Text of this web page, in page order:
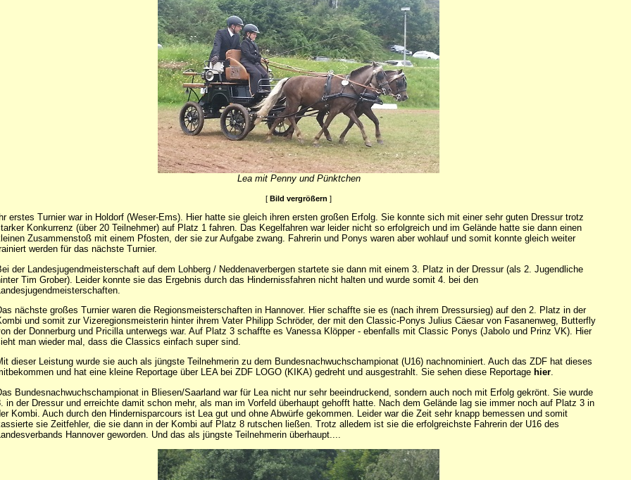
Lea mit Penny und Pünktchen
[ Bild vergrößern ]
Ihr erstes Turnier war in Holdorf (Weser-Ems). Hier hatte sie gleich ihren ersten großen Erfolg. Sie konnte sich mit einer sehr guten Dressur trotz
Konkurrenz (über 20 Teilnehmer) auf Platz 1 fahren. Das Kegelfahren war leider nicht so erfolgreich und im Gelände hatte sie dann einen
Zusammenstoß mit einem Pfosten, der sie zur Aufgabe zwang. Fahrerin und Ponys waren aber wohlauf und somit konnte gleich weiter
werden für das nächste Turnier.
der Landesjugendmeisterschaft auf dem Lohberg / Neddenaverbergen startete sie dann mit einem 3. Platz in der Dressur (als 2. Jugendliche
Tim Grober). Leider konnte sie das Ergebnis durch das Hindernissfahren nicht halten und wurde somit 4. bei den
nächste großes Turnier waren die Regionsmeisterschaften in Hannover. Hier schaffte sie es (nach ihrem Dressursieg) auf den 2. Platz in der
und somit zur Vizeregionsmeisterin hinter ihrem Vater Philipp Schröder, der mit den Classic-Ponys Julius Cäesar von Fasanenweg, Butterfly
der Donnerburg und Pricilla unterwegs war. Auf Platz 3 schaffte es Vanessa Klöpper - ebenfalls mit Classic Ponys (Jabolo und Prinz VK). Hier
man wieder mal, dass die Classics einfach super sind.
dieser Leistung wurde sie auch als jüngste Teilnehmerin zu dem Bundesnachwuchschampionat (U16) nachnominiert. Auch das ZDF hat dieses
und hat eine kleine Reportage über LEA bei ZDF LOGO (KIKA) gedreht und ausgestrahlt. Sie sehen diese Reportage hier.
Bundesnachwuchschampionat in Bliesen/Saarland war für Lea nicht nur sehr beeindruckend, sondern auch noch mit Erfolg gekrönt. Sie wurde
in der Dressur und erreichte damit schon mehr, als man im Vorfeld überhaupt gehofft hatte. Nach dem Gelände lag sie immer noch auf Platz 3 in
Kombi. Auch durch den Hindernisparcours ist Lea gut und ohne Abwürfe gekommen. Leider war die Zeit sehr knapp bemessen und somit
sie Zeitfehler, die sie dann in der Kombi auf Platz 8 rutschen ließen. Trotz alledem ist sie die erfolgreichste Fahrerin der U16 des
Hannover geworden. Und das als jüngste Teilnehmerin überhaupt....